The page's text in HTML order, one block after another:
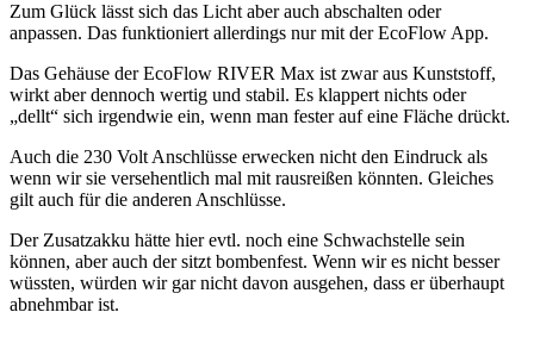
Zum Glück lässt sich das Licht aber auch abschalten oder
anpassen. Das funktioniert allerdings nur mit der EcoFlow App.
Das Gehäuse der EcoFlow RIVER Max ist zwar aus Kunststoff,
wirkt aber dennoch wertig und stabil. Es klappert nichts oder
„dellt“ sich irgendwie ein, wenn man fester auf eine Fläche drückt.
Auch die 230 Volt Anschlüsse erwecken nicht den Eindruck als
wenn wir sie versehentlich mal mit rausreißen könnten. Gleiches
gilt auch für die anderen Anschlüsse.
Der Zusatzakku hätte hier evtl. noch eine Schwachstelle sein
können, aber auch der sitzt bombenfest. Wenn wir es nicht besser
wüssten, würden wir gar nicht davon ausgehen, dass er überhaupt
abnehmbar ist.